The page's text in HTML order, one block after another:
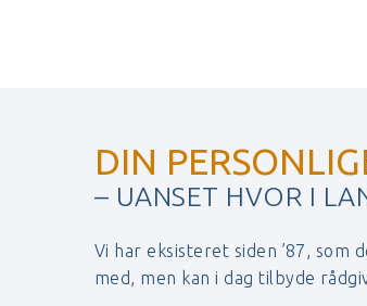
DIN
– UANSET HVOR I
Vi har eksisteret siden ’87, som
med, men kan i dag tilbyde